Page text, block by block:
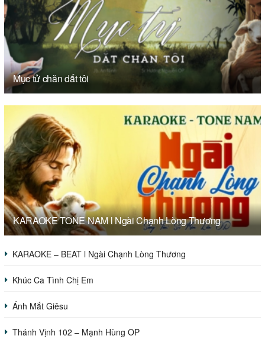
Mục tử chăn dắt tôi
KARAOKE TONE NAM l Ngài Chạnh Lòng Thương
KARAOKE – BEAT l Ngài Chạnh Lòng Thương
Khúc Ca Tình Chị Em
Ánh Mắt Giêsu
Thánh Vịnh 102 – Mạnh Hùng OP